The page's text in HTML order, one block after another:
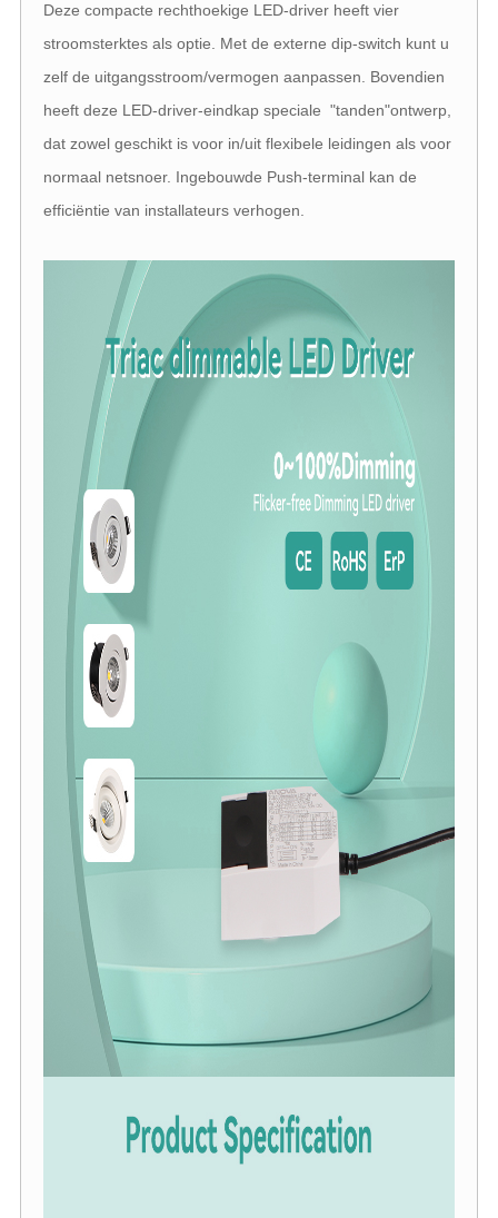
Deze compacte rechthoekige LED-driver heeft vier
stroomsterktes als optie. Met de externe dip-switch kunt u
zelf de uitgangsstroom/vermogen aanpassen. Bovendien
heeft deze LED-driver-eindkap speciale "tanden"ontwerp,
dat zowel geschikt is voor in/uit flexibele leidingen als voor
normaal netsnoer. Ingebouwde Push-terminal kan de
efficiëntie van installateurs verhogen.